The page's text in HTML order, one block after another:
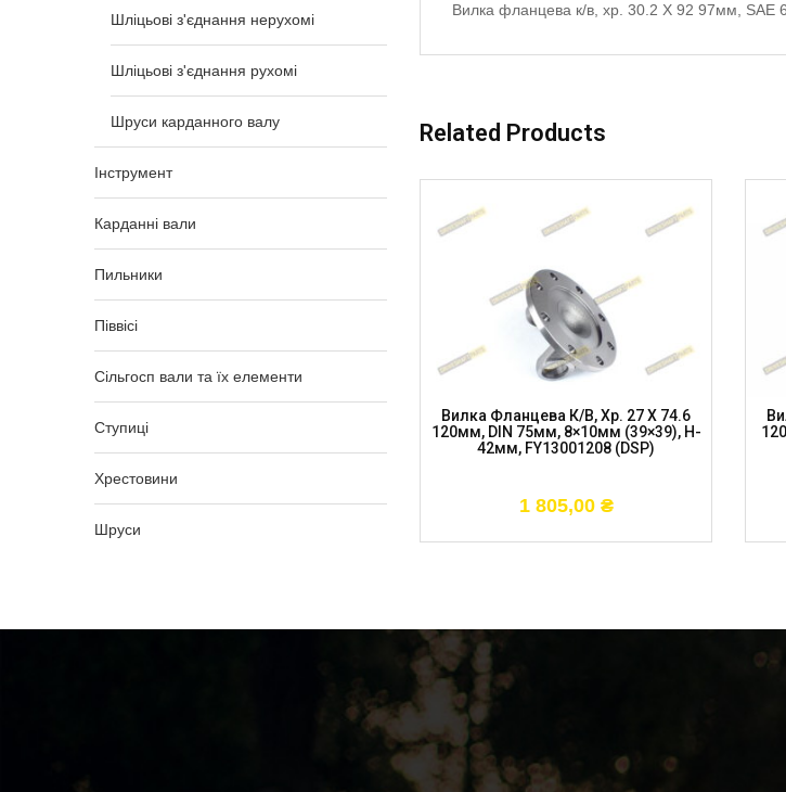
Шліцьові з'єднання нерухомі
Шліцьові з'єднання рухомі
Шруси карданного валу
Інструмент
Карданні вали
Пильники
Піввісі
Сільгосп вали та їх елементи
Ступиці
Хрестовини
Шруси
Вилка фланцева к/в, хр. 30.2 X 92 97мм,
Related Products
33 Шл, FL1550Z33 (DRIVESHAFT PARTS)
5 505,00₴
Вилка Фланцева К/в, Хр. 27 X 74.6
120мм, DIN 75мм, 8×10мм (39×39), H-
42мм, FY13001208 (DSP)
1 805,00 ₴